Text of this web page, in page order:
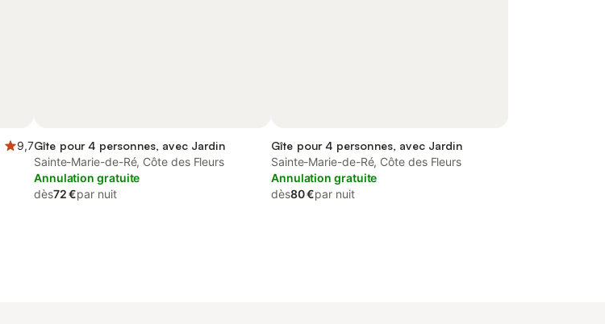
9,7Gîte pour 4 personnes, avec Jardin
Sainte-Marie-de-Ré, Côte des Fleurs
Annulation gratuite
dès72 €par nuit
Gîte pour 4 personnes, avec Jardin
Sainte-Marie-de-Ré, Côte des Fleurs
Annulation gratuite
dès80 €par nuit